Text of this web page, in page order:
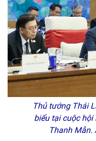
Thủ tướng Thái
biểu tại cuộc hội
Thanh Mẫn.